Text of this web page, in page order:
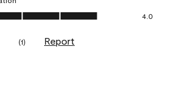
4.0 out of 5
4.0
(1) Report